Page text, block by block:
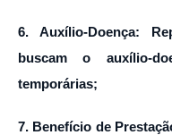
6. Auxílio-Doença:
buscam o auxílio-
temporárias;
7. Benefício de